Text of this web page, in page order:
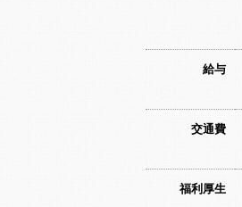
給与
交通費
福利厚生